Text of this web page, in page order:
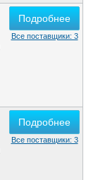
Подробнее
Все поставщики: 3
Подробнее
Все поставщики: 3